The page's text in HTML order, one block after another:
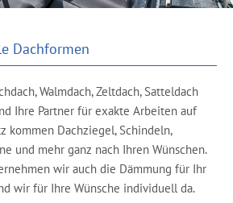
Dachformen
Walmdach, Zeltdach, Satteldach
Ihre Partner für exakte Arbeiten auf
kommen Dachziegel, Schindeln,
und mehr ganz nach Ihren Wünschen.
wir auch die Dämmung für Ihr
wir für Ihre Wünsche individuell da.